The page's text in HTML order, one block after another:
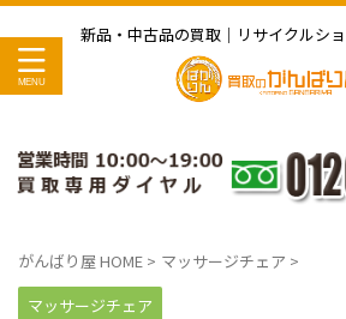
新品・中古品の買取｜リサイクルシ
がんばり屋 HOME > マッサージチェア >
マッサージチェア